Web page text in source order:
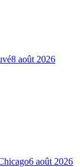
8 août 2026
6 août 2026